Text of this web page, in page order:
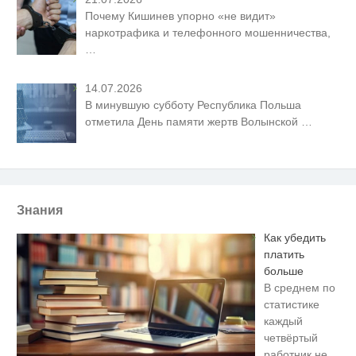
Почему Кишинев упорно «не видит»
наркотрафика и телефонного мошенничества,
…
14.07.2026
В минувшую субботу Республика Польша
отметила День памяти жертв Волынской
Знания
Как убедить
платить
больше
В среднем по
статистике
каждый
четвёртый